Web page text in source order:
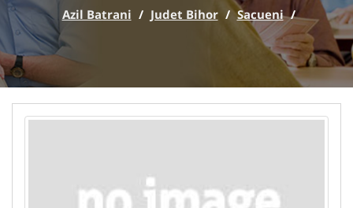
Azil Batrani / Judet Bihor / Sacueni /